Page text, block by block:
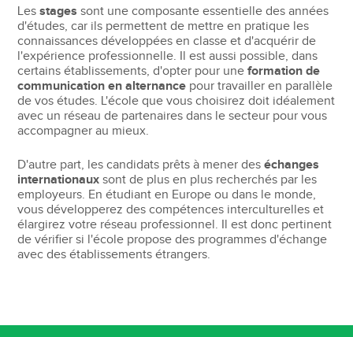
Lesstages sont une composante essentielle des années
d'études, car ils permettent de mettre en pratique les
connaissances développées en classe et d'acquérir de
l'expérience professionnelle. Il est aussi possible, dans
certains établissements, d'opter pour uneformation de
communication en alternance pour travailler en parallèle
de vos études. L'école que vous choisirez doit idéalement
avec un réseau de partenaires dans le secteur pour vous
accompagner au mieux.
D'autre part, les candidats prêts à mener deséchanges
internationaux sont de plus en plus recherchés par les
employeurs. En étudiant en Europe ou dans le monde,
vous développerez des compétences interculturelles et
élargirez votre réseau professionnel. Il est donc pertinent
de vérifier si l'école propose des programmes d'échange
avec des établissements étrangers.